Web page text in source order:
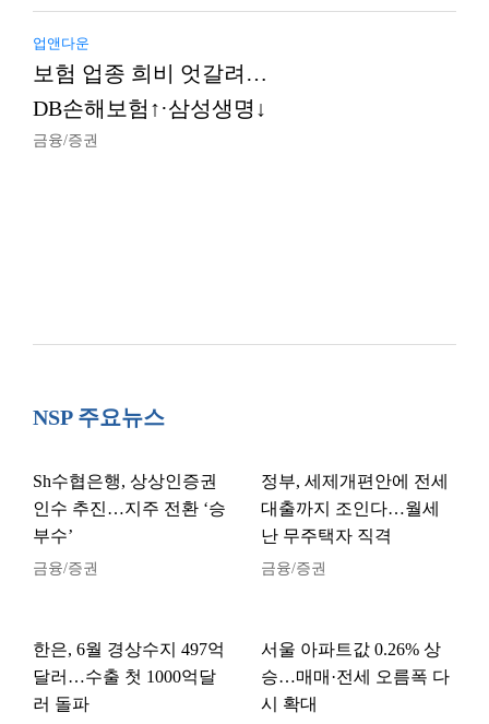
업앤다운
보험 업종 희비 엇갈려…
DB손해보험↑·삼성생명↓
금융/증권
NSP 주요뉴스
Sh수협은행, 상상인증권
인수 추진…지주 전환 ‘승
부수’
금융/증권
정부, 세제개편안에 전세
대출까지 조인다…월세
난 무주택자 직격
금융/증권
한은, 6월 경상수지 497억
달러…수출 첫 1000억달
러 돌파
서울 아파트값 0.26% 상
승…매매·전세 오름폭 다
시 확대